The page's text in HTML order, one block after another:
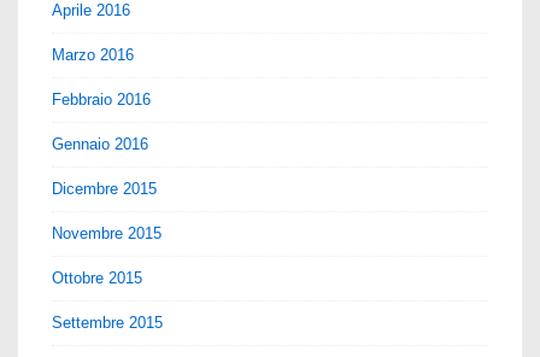
Aprile 2016
Marzo 2016
Febbraio 2016
Gennaio 2016
Dicembre 2015
Novembre 2015
Ottobre 2015
Settembre 2015